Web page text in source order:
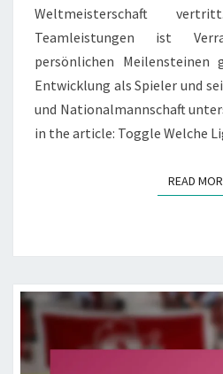
Weltmeisterschaft
Teamleistungen ist
persönlichen Meilensteinen
Entwicklung als Spieler und
und Nationalmannschaft
in the article: Toggle Welche
READ